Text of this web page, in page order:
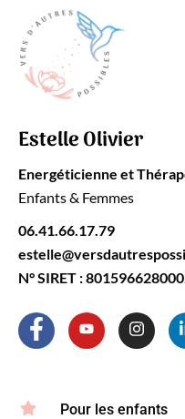
Estelle Olivier
Energéticienne et
Enfants & Femmes
06.41.66.17.79
N° SIRET :
Pour les enfants